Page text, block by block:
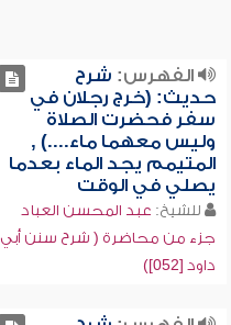
الفهرس: شرح
حديث: (خرج رجلان في
سفر فحضرت الصلاة
وليس معهما ماء....) ,
المتيمم يجد الماء بعدما
يصلي في الوقت
للشيخ: عبد المحسن العباد
جزء من محاضرة ( شرح سنن أبي
داود [052])